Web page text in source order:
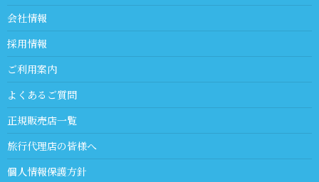
会社情報
採用情報
ご利用案内
よくあるご質問
正規販売店一覧
旅行代理店の皆様へ
個人情報保護方針